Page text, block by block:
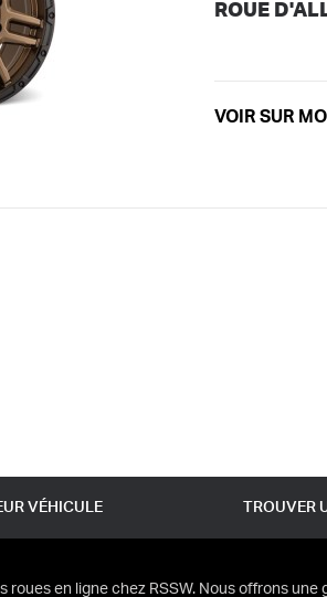
ROUE
VOIR SUR
VÉHICULE TROUVER
roues en ligne chez RSSW. Nous offrons